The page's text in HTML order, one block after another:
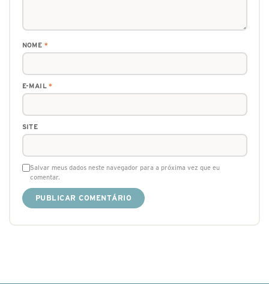
NOME *
E-MAIL*
SITE
Salvar meus dados neste navegador para a próxima vez que eu
comentar.